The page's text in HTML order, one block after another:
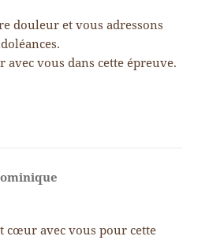
douleur et vous adressons
avec vous dans cette épreuve.
cœur avec vous pour cette